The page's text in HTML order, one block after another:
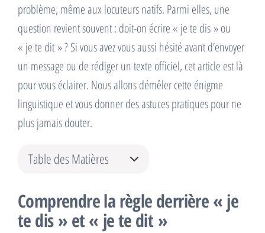
problème, même aux locuteurs natifs. Parmi elles, une
question revient souvent : doit-on écrire « je te dis » ou
« je te dit » ? Si vous avez vous aussi hésité avant d’envoyer
un message ou de rédiger un texte officiel, cet article est là
pour vous éclairer. Nous allons démêler cette énigme
linguistique et vous donner des astuces pratiques pour ne
plus jamais douter.
Table des Matières
Comprendre la règle derrière « je
te dis » et « je te dit »